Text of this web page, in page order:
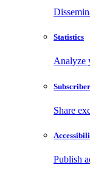
Statistics
Analyze
Share
Publish